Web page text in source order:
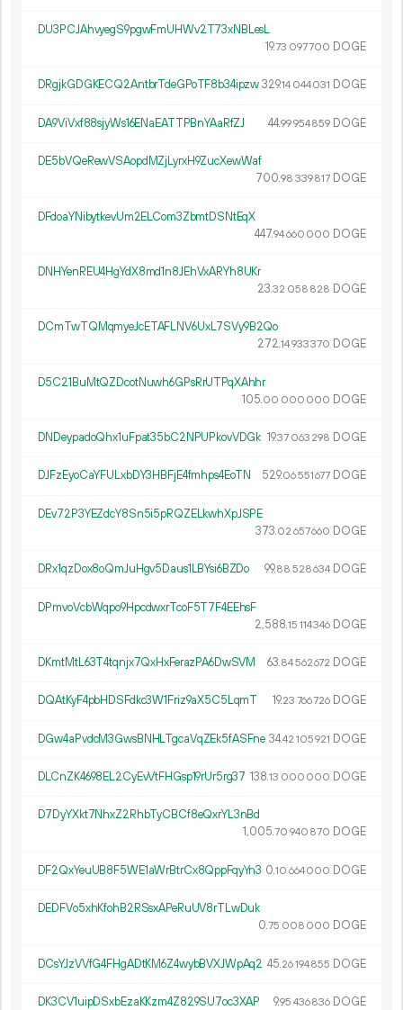
DU3PCJAhvyegS9pgwFmUHWv2T73xNBLesL
19.73 097700 DOGE
DRgjkGDGKECQ2AntbrTdeGPoTF8b34ipzw329.14 044031 DOGE
DA9ViVxf88sjyWs16ENaEATTPBnYAaRfZJ 44.99954859 DOGE
DE5bVQeRewVSAopdMZjLyrxH9ZucXewWaf
700.98 339817 DOGE
DFdoaYNibytkevUm2ELCom3ZbmtDSNtEqX
447.94660 000 DOGE
DNHYenREU4HgYdX8md1n8JEhVxARYh8UKr
23.32 058 828 DOGE
DCmTwTQMqmyeJcETAFLNV6UxL7SVy9B2Qo
272.14933370 DOGE
D5C21BuMtQZDcotNuwh6GPsRrUTPqXAhhr
105.00 000 000 DOGE
DNDeypadoQhx1uFpat35bC2NPUPkovVDGk 19.37 063 298 DOGE
DJFzEyoCaYFULxbDY3HBFjE4fmhps4EoTN 529.06551677 DOGE
DEv72P3YEZdcY8Sn5i5pRQZELkwhXpJSPE
373.02 657660 DOGE
DRx1qzDox8oQmJuHgv5Daus1LBYsi6BZDo 99.88 528634 DOGE
DPmvoVcbWqpo9HpcdwxrTcoF5T7F4EEhsF
2 588.15 114346 DOGE
DKmtMtL63T4tqnjx7QxHxFerazPA6DwSVM 63.84562672 DOGE
DQAtKyF4pbHDSFdkc3W1Friz9aX5C5LqmT 19.23 766726 DOGE
DGw4aPvdcM3GwsBNHLTgcaVqZEk5fASFne 34.42 105921 DOGE
DLCnZK4698EL2CyEvVtFHGsp19rUr5rg37 138.13 000 000 DOGE
D7DyYXkt7NhxZ2RhbTyCBCf8eQxrYL3nBd
1 005.70 940 870 DOGE
DF2QxYeuUB8F5WE1aWrBtrCx8QppFqyYn3 0.10 664000 DOGE
DEDFVo5xhKfohB2RSsxAPeRuUV8rTLwDuk
0.75 008 000 DOGE
DCsYJzVVfG4FHgADtKM6Z4wybBVXJWpAq2 45.26194855 DOGE
DK3CV1uipDSxbEzaKKzm4Z829SU7oc3XAP 9.95 436836 DOGE